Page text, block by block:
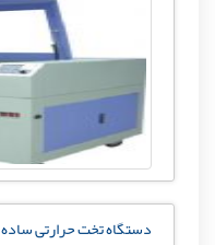
دستگاه تخت حرارتی ساده